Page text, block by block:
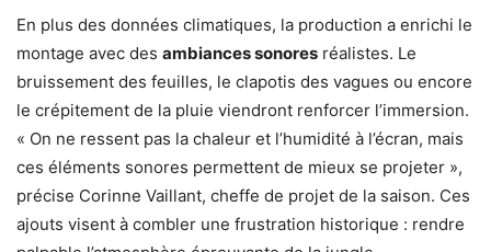
En plus des données climatiques, la production a enrichi le
montage avec des ambiances sonores réalistes. Le
bruissement des feuilles, le clapotis des vagues ou encore
le crépitement de la pluie viendront renforcer l’immersion.
« On ne ressent pas la chaleur et l’humidité à l’écran, mais
ces éléments sonores permettent de mieux se projeter »,
précise Corinne Vaillant, cheffe de projet de la saison. Ces
ajouts visent à combler une frustration historique : rendre